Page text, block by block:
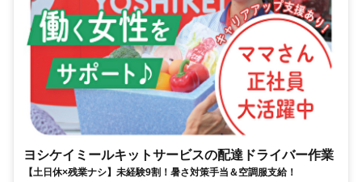
ヨシケイミールキットサービスの配達ドライバー作業
【土日休×残業ナシ】未経験9割！暑さ対策手当＆空調服支給！